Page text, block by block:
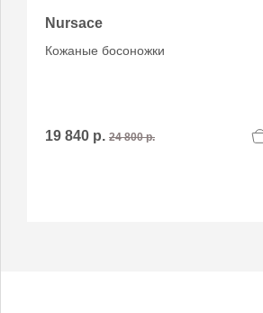
Nursace
Кожаные босоножки
19 840 р. 24 800 р.